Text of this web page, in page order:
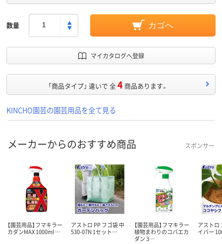
数量 カゴへ
マイカタログへ登録
「商品タイプ」 違いで 全4 商品あります。
KINCHO園芸の園芸用品を全て見る
メーカーからのおすすめ商品 スポンサー
【園芸用品】フマキラー
カダンMAX 1000ml …
アストロ PP フゴ袋 中
530-07N 1セット…
【園芸用品】フマキラー
植物まわりのコバエカ
ダン 3…
アストロ
イバー